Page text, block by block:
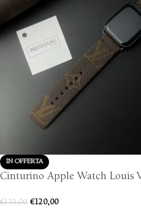
IN OFFERTA
Cinturino Apple Watch Louis
€135,00 €120,00